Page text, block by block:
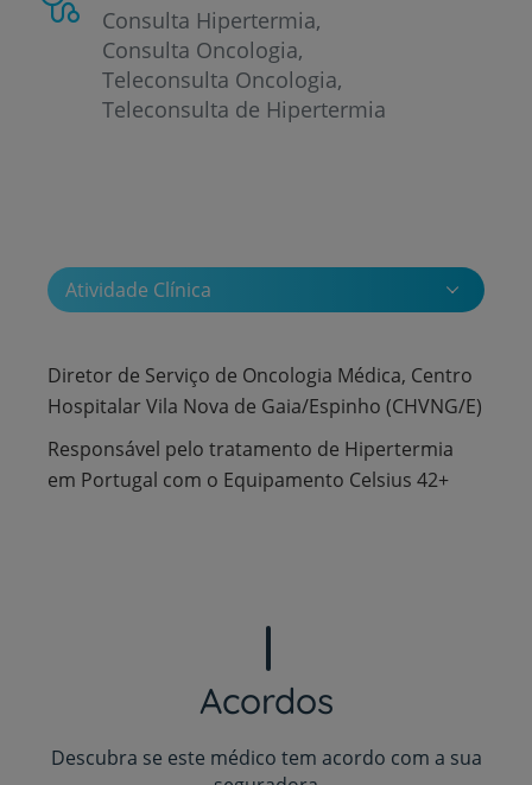
Consulta Hipertermia
Consulta Oncologia
Teleconsulta Oncologia
Teleconsulta de Hipertermia
Atividade Clínica
Diretor de Serviço de Oncologia Médica, Centro
Hospitalar Vila Nova de Gaia/Espinho (CHVNG/E)
Responsável pelo tratamento de Hipertermia
em Portugal com o Equipamento Celsius 42+
Acordos
Descubra se este médico tem acordo com a sua